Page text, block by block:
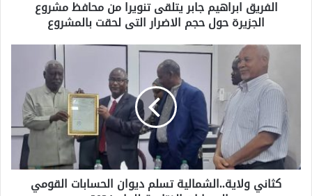
الفريق ابراهيم جابر يتلقى تنويرا من محافظ مشروع
الجزيرة حول حجم الاضرار التى لحقت بالمشروع
كثاني ولاية..الشمالية تسلم ديوان الحسابات القومي